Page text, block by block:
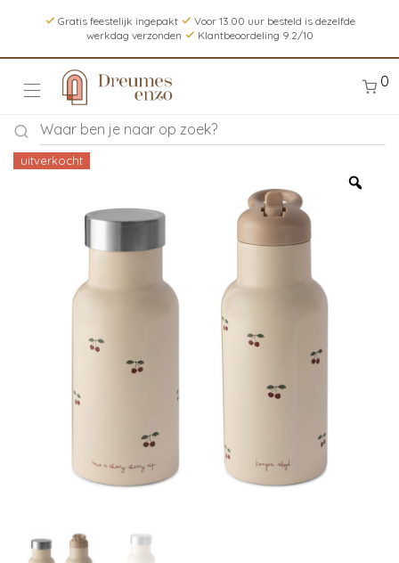
Gratis feestelijk ingepakt
Voor 13.00 uur besteld is dezelfde
werkdag verzonden
Klantbeoordeling 9.2/10
0
uitverkocht